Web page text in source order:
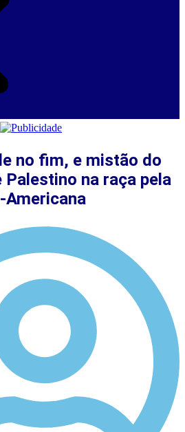
no fim, e mistão do
Palestino na raça pela
Americana